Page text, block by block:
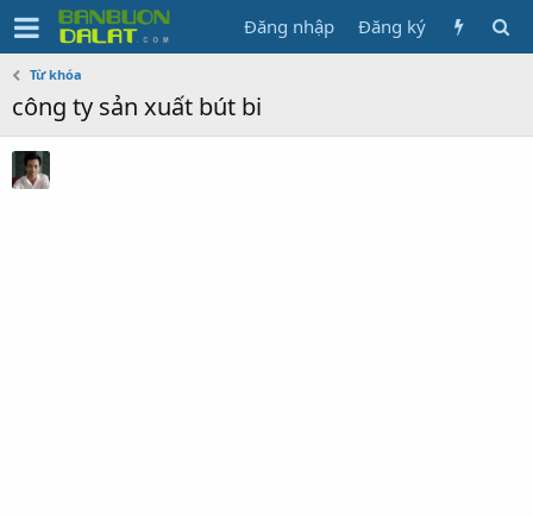
Đăng nhập Đăng ký
Từ khóa
công ty sản xuất bút bi